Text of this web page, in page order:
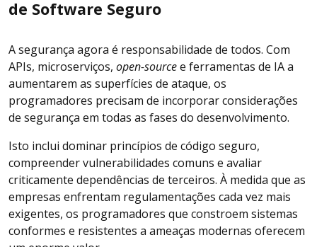
de Software Seguro
A segurança agora é responsabilidade de todos. Com
APIs, microserviços, open-sourcee ferramentas de IA a
aumentarem as superfícies de ataque, os
programadores precisam de incorporar considerações
de segurança em todas as fases do desenvolvimento.
Isto inclui dominar princípios de código seguro,
compreender vulnerabilidades comuns e avaliar
criticamente dependências de terceiros. À medida que as
empresas enfrentam regulamentações cada vez mais
exigentes, os programadores que constroem sistemas
conformes e resistentes a ameaças modernas oferecem